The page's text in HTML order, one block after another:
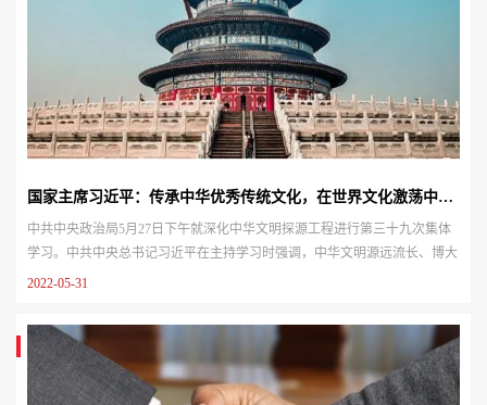
国家主席习近平：传承中华优秀传统文化，在世界文化激荡中站稳脚跟
中共中央政治局5月27日下午就深化中华文明探源工程进行第三十九次集体
学习。中共中央总书记习近平在主持学习时强调，中华文明源远流长、博大
精深，是中华民族独特的精神标识，是当代中国文化的根基，是维系全世界
族以自强不息的决心和意志，筚路蓝缕，跋山涉水，走过了不同于世界其他
文明体的发展历程。要深入了解中华文明五千多年发展史，把中国文明历史
研...
2022-05-31